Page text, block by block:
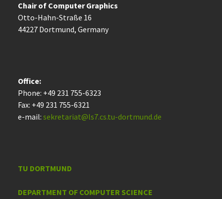
Chair of Computer Graphics
Otto-Hahn-Straße 16
44227 Dort­mund, Germany
Office:
Phone: +49 231 755-6323
Fax: +49 231 755-6321
e-mail: sekretariat@ls7.cs.tu-dortmund.de
TU DORTMUND
DEPARTMENT OF COMPUTER SCIENCE